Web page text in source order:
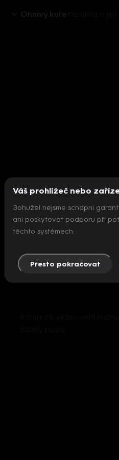
Ohnivý kuře
Nepodařilo se
Váš prohlížeč nebo
Bohužel nejsme schopni
ani poskytovat podporu při
těchto systémech.
Přesto pokračovat